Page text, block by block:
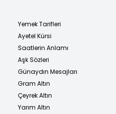
Yemek Tarifleri
Ayetel Kürsi
Saatlerin Anlamı
Aşk Sözleri
Günaydın Mesajları
Gram Altın
Çeyrek Altın
Yarım Altın